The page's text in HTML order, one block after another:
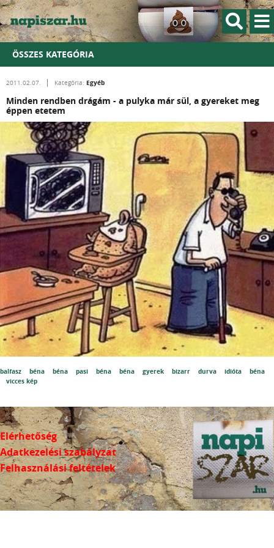
ÖSSZES KATEGÓRIA
2011.02.07. Kategória: Egyéb
Minden rendben drágám - a pulyka már sül, a gyereket meg
éppen etetem
balfasz béna béna pasi béna béna gyerek bizarr durva idióta
béna
vicces kép
Elérhetőség
Adatkezelési szabályzat
Felhasználási feltételek